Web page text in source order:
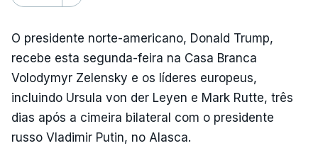
O presidente norte-americano, Donald Trump,
recebe esta segunda-feira na Casa Branca
Volodymyr Zelensky e os líderes europeus,
incluindo Ursula von der Leyen e Mark Rutte, três
dias após a cimeira bilateral com o presidente
russo Vladimir Putin, no Alasca.